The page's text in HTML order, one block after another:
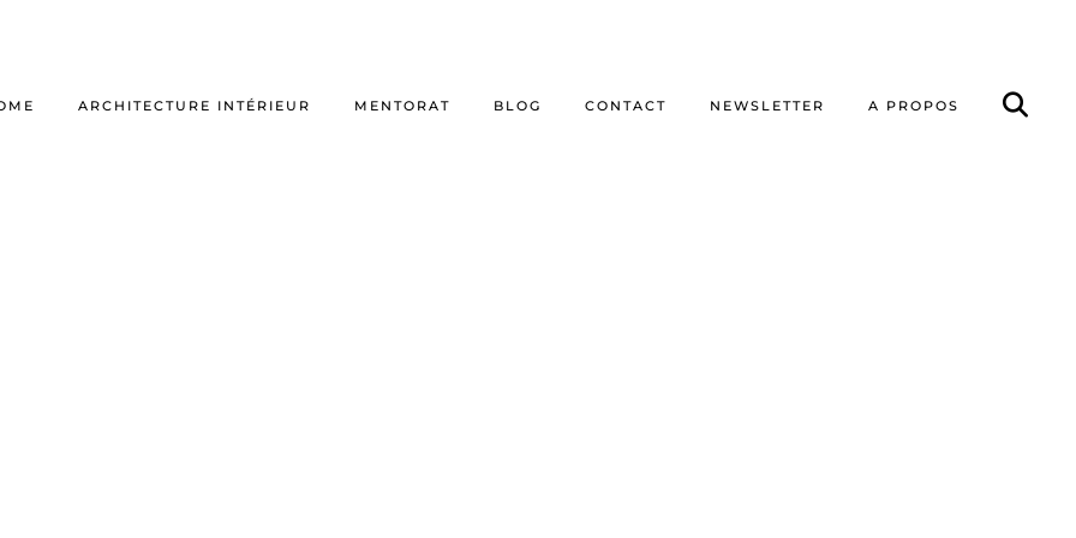
ARCHITECTURE INTÉRIEUR MENTORAT BLOG CONTACT NEWSLETTER A PROPOS